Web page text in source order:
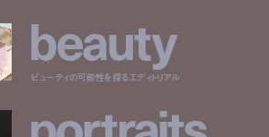
beauty
ビューティの可能性を探るエディトリアル